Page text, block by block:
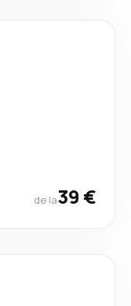
de la39 €